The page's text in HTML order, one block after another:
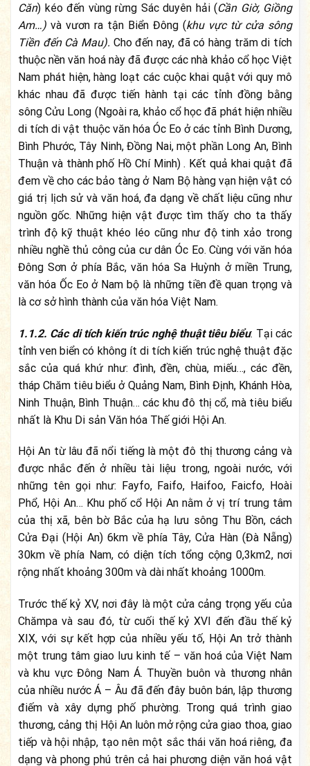
Căn) kéo đến vùng rừng Sác duyên hải (Cần Giờ, Giồng
Am…) và vươn ra tận Biển Đông (khu vực từ cửa sông
Tiền đến Cà Mau). Cho đến nay, đã có hàng trăm di tích
thuộc nền văn hoá này đã được các nhà khảo cổ học Việt
Nam phát hiện, hàng loạt các cuộc khai quật với quy mô
khác nhau đã được tiến hành tại các tỉnh đồng bằng
sông Cửu Long (Ngoài ra, khảo cổ học đã phát hiện nhiều
di tích di vật thuộc văn hóa Óc Eo ở các tỉnh Bình Dương,
Bình Phước, Tây Ninh, Đồng Nai, một phần Long An, Bình
Thuận và thành phố Hồ Chí Minh) . Kết quả khai quật đã
đem về cho các bảo tàng ở Nam Bộ hàng vạn hiện vật có
giá trị lịch sử và văn hoá, đa dạng về chất liệu cũng như
nguồn gốc. Những hiện vật được tìm thấy cho ta thấy
trình độ kỹ thuật khéo léo cũng như độ tinh xảo trong
nhiều nghề thủ công của cư dân Óc Eo. Cùng với văn hóa
Đông Sơn ở phía Bắc, văn hóa Sa Huỳnh ở miền Trung,
văn hóa Ốc Eo ở Nam bộ là những tiền đề quan trọng và
là cơ sở hình thành của văn hóa Việt Nam.
1.1.2. Các di tích kiến trúc nghệ thuật tiêu biểu: Tại các
tỉnh ven biển có không ít di tích kiến trúc nghệ thuật đặc
sắc của quá khứ như: đình, đền, chùa, miếu…, các đền,
tháp Chăm tiêu biểu ở Quảng Nam, Bình Định, Khánh Hòa,
Ninh Thuận, Bình Thuận… các khu đô thị cổ, mà tiêu biểu
nhất là Khu Di sản Văn hóa Thế giới Hội An.
Hội An từ lâu đã nổi tiếng là một đô thị thương cảng và
được nhắc đến ở nhiều tài liệu trong, ngoài nước, với
những tên gọi như: Fayfo, Faifo, Haifoo, Faicfo, Hoài
Phổ, Hội An… Khu phố cổ Hội An nằm ở vị trí trung tâm
của thị xã, bên bờ Bắc của hạ lưu sông Thu Bồn, cách
Cửa Đại (Hội An) 6km về phía Tây, Cửa Hàn (Đà Nẵng)
30km về phía Nam, có diện tích tổng cộng 0,3km2, nơi
rộng nhất khoảng 300m và dài nhất khoảng 1000m.
Trước thế kỷ XV, nơi đây là một cửa cảng trọng yếu của
Chămpa và sau đó, từ cuối thế kỷ XVI đến đầu thế kỷ
XIX, với sự kết hợp của nhiều yếu tố, Hội An trở thành
một trung tâm giao lưu kinh tế – văn hoá của Việt Nam
và khu vực Đông Nam Á. Thuyền buôn và thương nhân
của nhiều nước Á – Âu đã đến đây buôn bán, lập thương
điếm và xây dựng phố phường. Trong quá trình giao
thương, cảng thị Hội An luôn mở rộng cửa giao thoa, giao
tiếp và hội nhập, tạo nên một sắc thái văn hoá riêng, đa
dạng và phong phú trên cả hai phương diện văn hoá vật